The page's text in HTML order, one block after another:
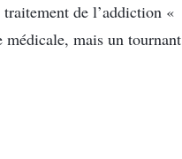
de l’addiction «
médicale, mais un tournant